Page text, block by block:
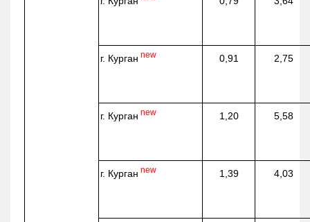
г. Курган new 0,91 2,75
г. Курган new 1,20 5,58
г. Курган new 1,39 4,03